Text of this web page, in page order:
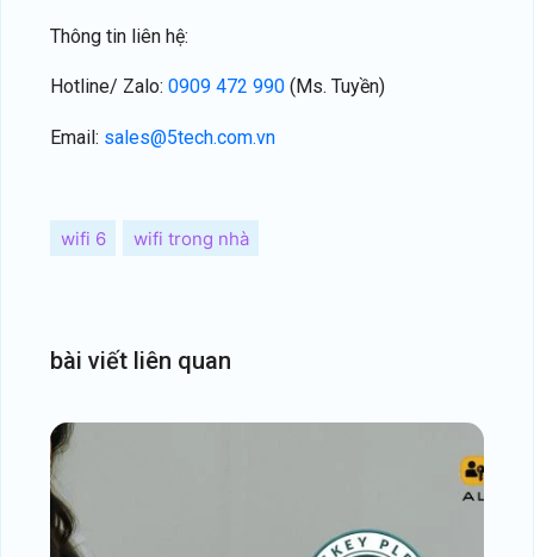
Thông tin liên hệ:
Hotline/ Zalo: 0909 472 990 (Ms. Tuyền)
Email: sales@5tech.com.vn
wifi 6 wifi trong nhà
bài viết liên quan